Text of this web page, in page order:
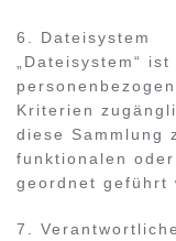
6. Dateisystem
„Dateisystem“
Kriterien
diese Sammlung
funktionalen
geordnet geführt
7.